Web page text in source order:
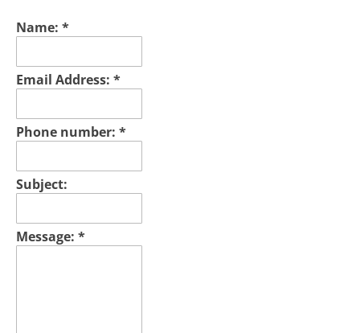
Name: *
Email Address: *
Phone number: *
Subject:
Message: *